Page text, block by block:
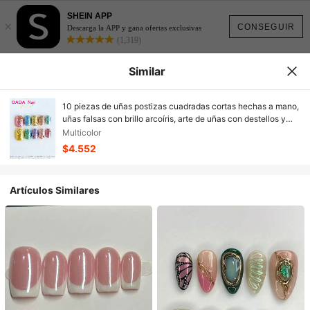
CONSEGUIR
×
SHEIN APP
Descarga la APP y gana ofertas exclusivas
(1,319)
Similar
10 piezas de uñas postizas cuadradas cortas hechas a mano,
uñas falsas con brillo arcoíris, arte de uñas con destellos y
acentos de piedras preciosas multicolor, acabado brillante,
uñas acrílicas reutilizables para uso diario
Multicolor
$4.552
Artículos Similares